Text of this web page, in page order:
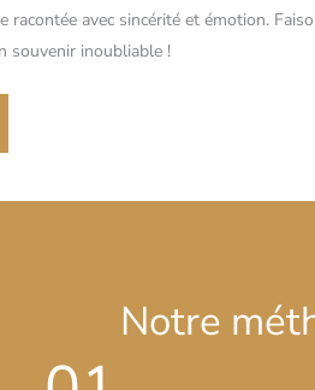
racontée avec sincérité et émotion.
souvenir inoubliable !
Notre